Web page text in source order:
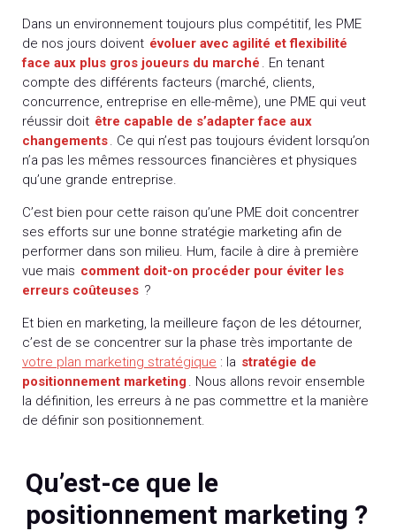
Dans un environnement toujours plus compétitif, les PME
de nos jours doivent évoluer avec agilité et flexibilité
face aux plus gros joueurs du marché . En tenant
compte des différents facteurs (marché, clients,
concurrence, entreprise en elle-même), une PME qui veut
réussir doit être capable de s’adapter face aux
changements. Ce qui n’est pas toujours évident lorsqu’on
n’a pas les mêmes ressources financières et physiques
qu’une grande entreprise.
C’est bien pour cette raison qu’une PME doit concentrer
ses efforts sur une bonne stratégie marketing afin de
performer dans son milieu. Hum, facile à dire à première
vue mais comment doit-on procéder pour éviter les
erreurs coûteuses ?
Et bien en marketing, la meilleure façon de les détourner,
c’est de se concentrer sur la phase très importante de
votre plan marketing stratégique : la stratégie de
positionnement marketing . Nous allons revoir ensemble
la définition, les erreurs à ne pas commettre et la manière
de définir son positionnement.
Qu’est-ce que le
positionnement marketing ?